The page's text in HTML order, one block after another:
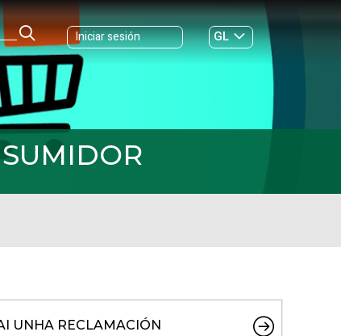
Iniciar sesión
GL
ES|
UNHA RECLAMACIÓN